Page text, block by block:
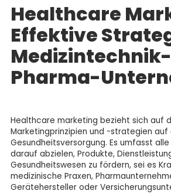
Healthcare
Effektive
Pharma-
Healthcare marketing bezieht sich auf
Marketingprinzipien und -strategien auf
Gesundheitsversorgung. Es umfasst
darauf abzielen, Produkte,
Gesundheitswesen zu fördern, sei es
medizinische Praxen,
Gerätehersteller oder